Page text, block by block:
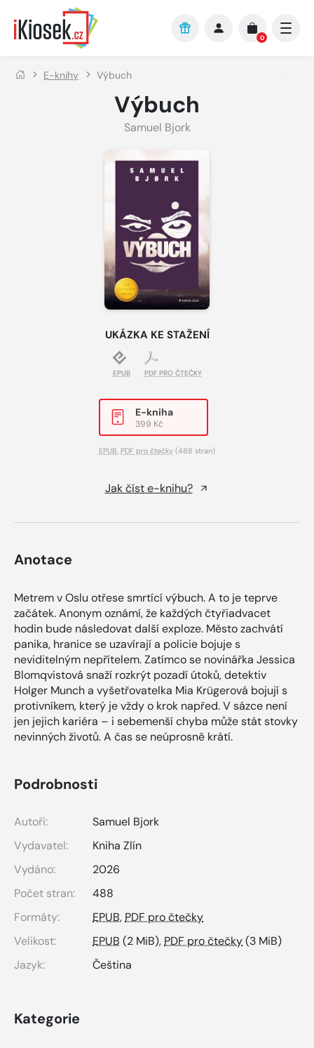
Přejít na hlavní obsah
0
E-knihy Výbuch
Výbuch
Samuel Bjork
UKÁZKA KE STAŽENÍ
EPUB PDF PRO ČTEČKY
E-kniha
399 Kč
EPUB PDF pro čtečky (488 stran)
Jak číst e-knihu?
Anotace
Metrem v Oslu otřese smrtící výbuch. A to je teprve
začátek. Anonym oznámí, že každých čtyřiadvacet
hodin bude následovat další exploze. Město zachvátí
panika, hranice se uzavírají a policie bojuje s
neviditelným nepřítelem. Zatímco se novinářka Jessica
Blomqvistová snaží rozkrýt pozadí útoků, detektiv
Holger Munch a vyšetřovatelka Mia Krügerová bojují s
protivníkem, který je vždy o krok napřed. V sázce není
jen jejich kariéra – i sebemenší chyba může stát stovky
nevinných životů. A čas se neúprosně krátí.
Podrobnosti
Autoři:
Samuel Bjork
Vydavatel:
Kniha Zlín
Vydáno:
2026
Počet stran:
488
Formáty:
EPUB, PDF pro čtečky
Velikost:
EPUB (2 MiB), PDF pro čtečky(3 MiB)
Jazyk:
Čeština
Kategorie